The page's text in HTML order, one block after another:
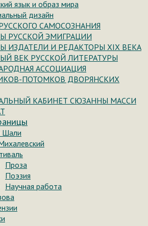
язык и образ мира
дизайн
САМОСОЗНАНИЯ
РУССКОЙ ЭМИГРАЦИИ
ИЗДАТЕЛИ И РЕДАКТОРЫ XIX ВЕКА
ВЕК РУССКОЙ ЛИТЕРАТУРЫ
АССОЦИАЦИЯ
ПОТОМКОВ ДВОРЯНСКИХ
КАБИНЕТ СЮЗАННЫ МАССИ
Шали
Проза
Поэзия
Научная работа